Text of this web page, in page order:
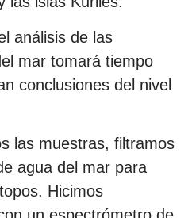
análisis de las
mar tomará tiempo
conclusiones del nivel
las muestras, filtramos
agua del mar para
Hicimos